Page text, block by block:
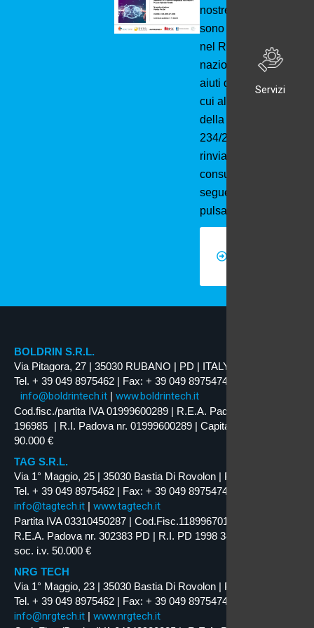
nostre imprese
sono contenuti
nel Registro
nazionale degli
aiuti di Stato di
cui all’art. 52
della L.
234/2012 a cui si
rinvia e
consultabili al
seguente
pulsante
BOLDRIN S.R.L.
Via Pitagora, 27 | 35030 RUBANO | PD | ITALY
Tel. + 39 049 8975462 | Fax: + 39 049 8975474
info@boldrintech.it | www.boldrintech.it
Cod.fisc./partita IVA 01999600289 | R.E.A. Padova nr.
196985 | R.I. Padova nr. 01999600289 | Capitale Soc. i.v.
90.000 €
TAG S.R.L.
Via 1° Maggio, 25 | 35030 Bastia Di Rovolon | PD | ITALY
Tel. + 39 049 8975462 | Fax: + 39 049 8975474
info@tagtech.it | www.tagtech.it
Partita IVA 03310450287 | Cod.Fisc.11899670159
R.E.A. Padova nr. 302383 PD | R.I. PD 1998 34629 | Capitale
soc. i.v. 50.000 €
NRG TECH
Via 1° Maggio, 23 | 35030 Bastia Di Rovolon | PD | ITALY
Tel. + 39 049 8975462 | Fax: + 39 049 8975474
info@nrgtech.it | www.nrgtech.it
Servizi